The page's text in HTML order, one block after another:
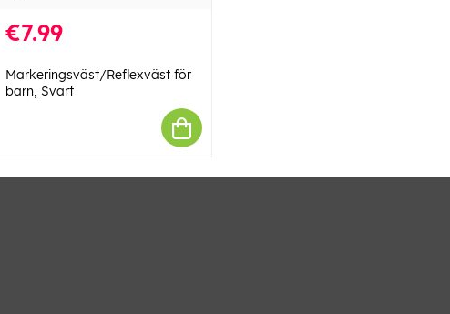
€7.99
Markeringsväst/Reflexväst för
barn, Svart